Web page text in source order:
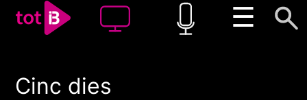
☰
00:00 00:00
Cinc dies